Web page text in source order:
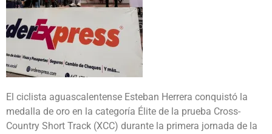
El ciclista aguascalentense Esteban Herrera conquistó la
medalla de oro en la categoría Élite de la prueba Cross-
Country Short Track (XCC) durante la primera jornada de la